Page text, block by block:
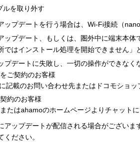
ルを取り外す
ップデートを行う場合は、Wi-Fi接続（
ップデート、もしくは、圏外中に端末本
ではインストール処理を開始できません」
プデートに失敗し、一切の操作ができなく
ご契約のお客様
記載のお問い合わせ先またはドコモショッ
約のお客様
たはahamoのホームページよりチャットに
アップデートが配信される場合がござい
ださい。